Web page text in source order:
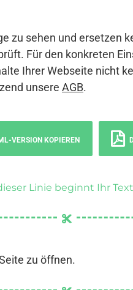
zu sehen und ersetzen
Für den konkreten
Ihrer Webseite nicht
unsere AGB.
VERSION KOPIEREN
Linie beginnt Ihr
zu öffnen.